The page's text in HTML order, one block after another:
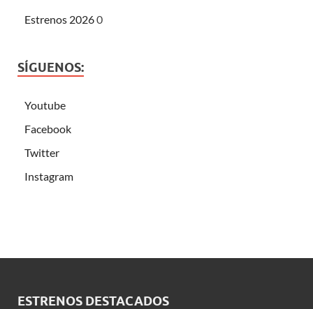
Estrenos 20260
SÍGUENOS:
Youtube
Facebook
Twitter
Instagram
ESTRENOS DESTACADOS